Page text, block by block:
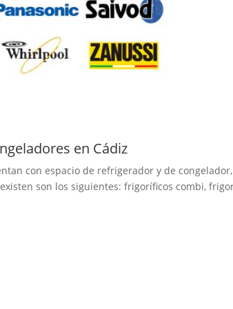
en Cádiz
con espacio de refrigerador y de
son los siguientes: frigoríficos combi,